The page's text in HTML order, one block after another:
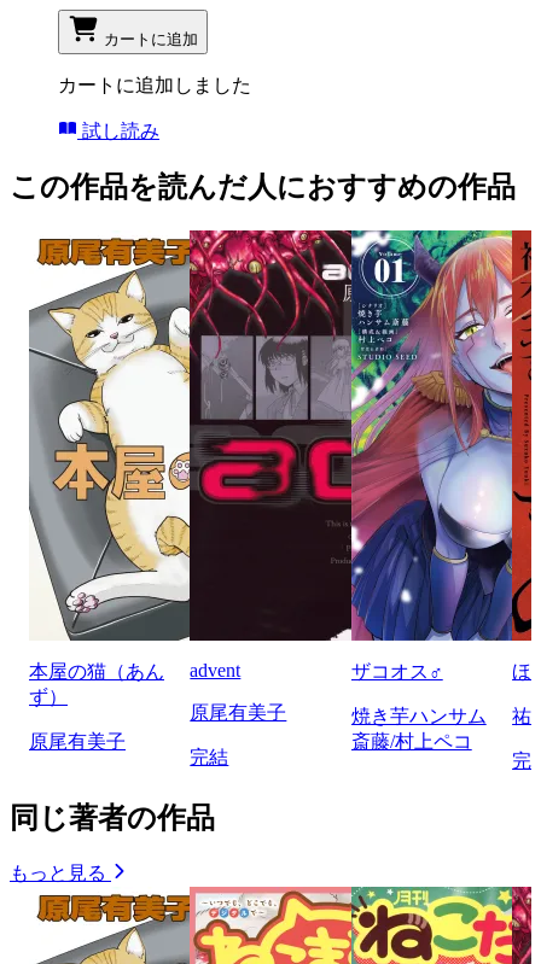
カートに追加
カートに追加しました
試し読み
この作品を読んだ人におすすめの作品
本屋の猫（あん
ず）
原尾有美子
advent
原尾有美子
完結
ザコオス♂
焼き芋ハンサム
斎藤/村上ペコ
ほ
祐
完
同じ著者の作品
もっと見る